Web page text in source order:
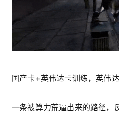
国产卡+英伟达卡训练，英伟达
一条被算力荒逼出来的路径，